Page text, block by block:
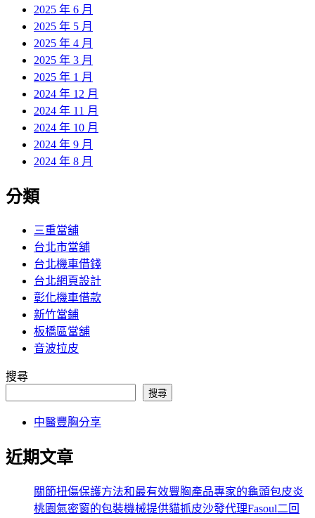
2025 年 6 月
2025 年 5 月
2025 年 4 月
2025 年 3 月
2025 年 1 月
2024 年 12 月
2024 年 11 月
2024 年 10 月
2024 年 9 月
2024 年 8 月
分類
三重當舖
台北市當舖
台北機車借錢
台北網頁設計
彰化機車借款
新竹當鋪
板橋區當舖
音波拉皮
搜尋
搜尋
中醫豐胸分享
近期文章
關節扭傷保護方法和最有效豐胸產品專家的龜頭包皮炎
桃園氣密窗的包裝機械提供貓抓皮沙發代理Fasoul二回